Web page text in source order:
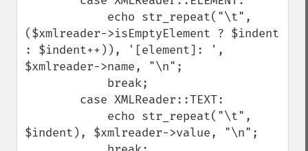
($xmlreader->isEmptyElement ? $indent
: $indent++)), '[element]: ',
$xmlreader->name, "\n";
$indent), $xmlreader->value, "\n";